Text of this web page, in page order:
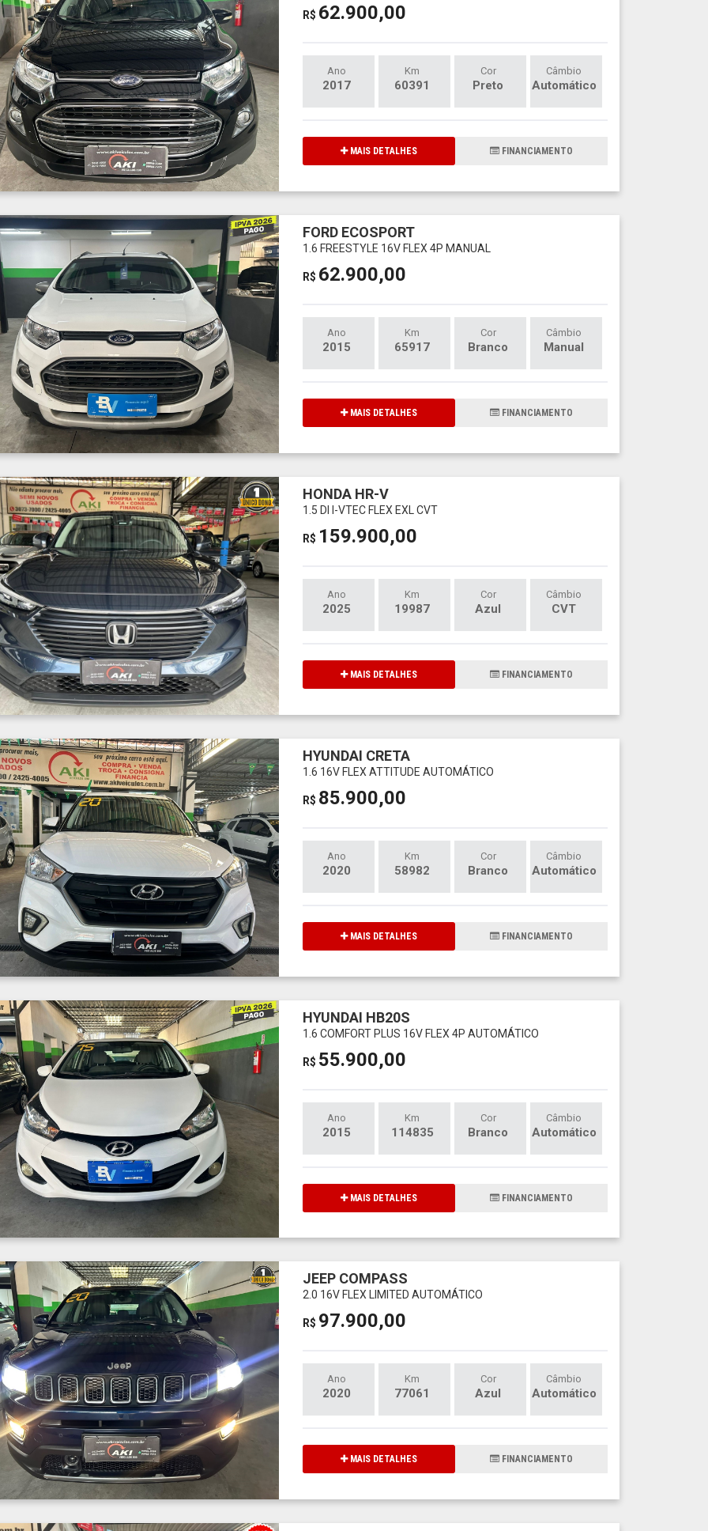
R$ 62.900,00
Ano
2017
Km
60391
Cor
Preto
Câmbio
Automático
MAIS DETALHES FINANCIAMENTO
FORD ECOSPORT
1.6 FREESTYLE 16V FLEX 4P MANUAL
R$ 62.900,00
Ano
2015
Km
65917
Cor
Branco
Câmbio
Manual
MAIS DETALHES FINANCIAMENTO
HONDA HR-V
1.5 DI I-VTEC FLEX EXL CVT
R$ 159.900,00
Ano
2025
Km
19987
Cor
Azul
Câmbio
CVT
MAIS DETALHES FINANCIAMENTO
HYUNDAI CRETA
1.6 16V FLEX ATTITUDE AUTOMÁTICO
R$ 85.900,00
Ano
2020
Km
58982
Cor
Branco
Câmbio
Automático
MAIS DETALHES FINANCIAMENTO
HYUNDAI HB20S
1.6 COMFORT PLUS 16V FLEX 4P AUTOMÁTICO
R$ 55.900,00
Ano
2015
Km
114835
Cor
Branco
Câmbio
Automático
MAIS DETALHES FINANCIAMENTO
JEEP COMPASS
2.0 16V FLEX LIMITED AUTOMÁTICO
R$ 97.900,00
Ano
2020
Km
77061
Cor
Azul
Câmbio
Automático
MAIS DETALHES FINANCIAMENTO